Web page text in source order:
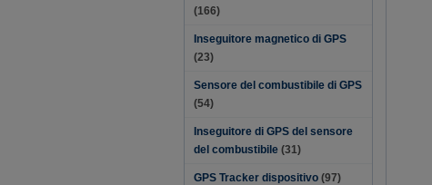
(166)
Inseguitore magnetico di GPS
(23)
Sensore del combustibile di GPS
(54)
Inseguitore di GPS del sensore
del combustibile (31)
GPS Tracker dispositivo (97)